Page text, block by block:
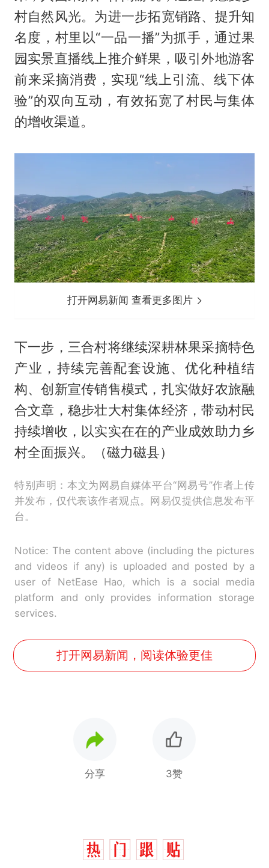
村自然风光。为进一步拓宽销路、提升知
名度，村里以“一品一播”为抓手，通过果
园实景直播线上推介鲜果，吸引外地游客
前来采摘消费，实现“线上引流、线下体
验”的双向互动，有效拓宽了村民与集体
的增收渠道。
打开网易新闻 查看更多图片
下一步，三合村将继续深耕林果采摘特色
产业，持续完善配套设施、优化种植结
构、创新宣传销售模式，扎实做好农旅融
合文章，稳步壮大村集体经济，带动村民
持续增收，以实实在在的产业成效助力乡
村全面振兴。（磁力磁县）
特别声明：本文为网易自媒体平台“网易号”作者上传
并发布，仅代表该作者观点。网易仅提供信息发布平
台。
Notice: The content above (including the pictures
and videos if any) is uploaded and posted by a
user of NetEase Hao, which is a social media
platform and only provides information storage
services.
打开网易新闻，阅读体验更佳
分享 3赞